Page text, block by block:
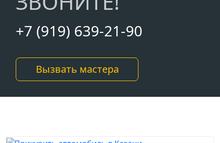
+7 (919) 639-21-90
Вызвать мастера